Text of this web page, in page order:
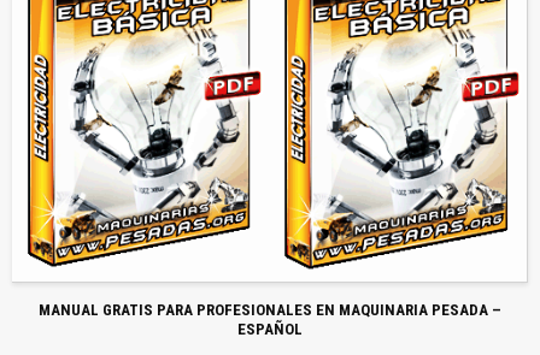
MANUAL GRATIS PARA PROFESIONALES EN MAQUINARIA PESADA –
ESPAÑOL